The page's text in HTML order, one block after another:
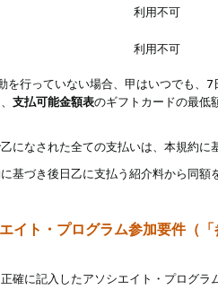
利用不可
利用不可
行っていない場合、甲はいつでも、
支払可能金額表のギフトカードの最低
なされた全ての支払いは、本規約に
づき後日乙に支払う紹介料から同額
イト・プログラム参加要件（「
確に記入したアソシエイト・プログ